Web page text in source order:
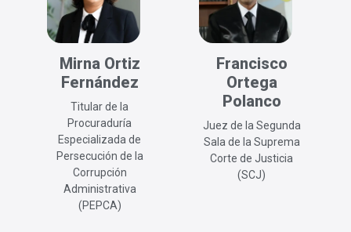
Mirna Ortiz
Fernández
Titular de la
Procuraduría
Especializada de
Persecución de la
Corrupción
Administrativa
(PEPCA)
Francisco
Ortega
Polanco
Juez de la Segunda
Sala de la Suprema
Corte de Justicia
(SCJ)